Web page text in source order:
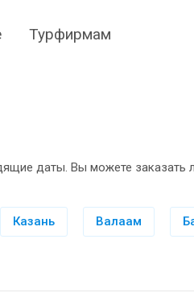
Турфирмам
даты. Вы можете заказать
Казань Валаам